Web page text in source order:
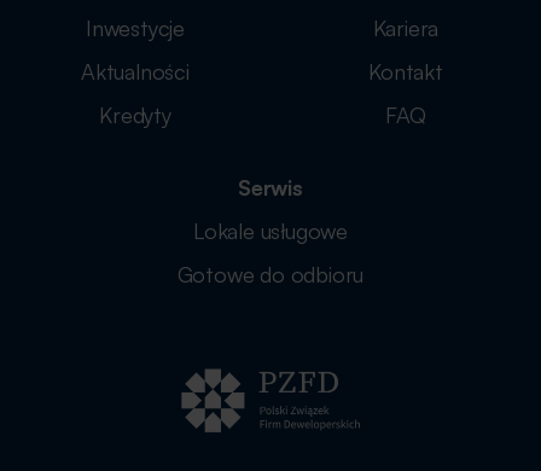
Inwestycje
Aktualności
Kredyty
Kariera
Kontakt
FAQ
Serwis
Lokale usługowe
Gotowe do odbioru